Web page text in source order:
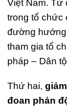
Việt Nam. Từ
trong tổ chức
đường
tham gia tổ
pháp – Dân
Thứ hai,
đoan phản